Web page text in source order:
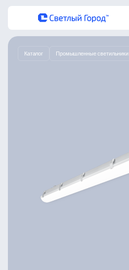
Каталог Промышленные светильники